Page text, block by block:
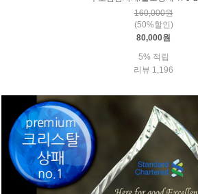
160,000원
(50%할인)
80,000원
5% 적립
리뷰 1,196